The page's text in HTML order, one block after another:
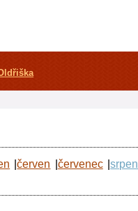
|červen červenec|srpen